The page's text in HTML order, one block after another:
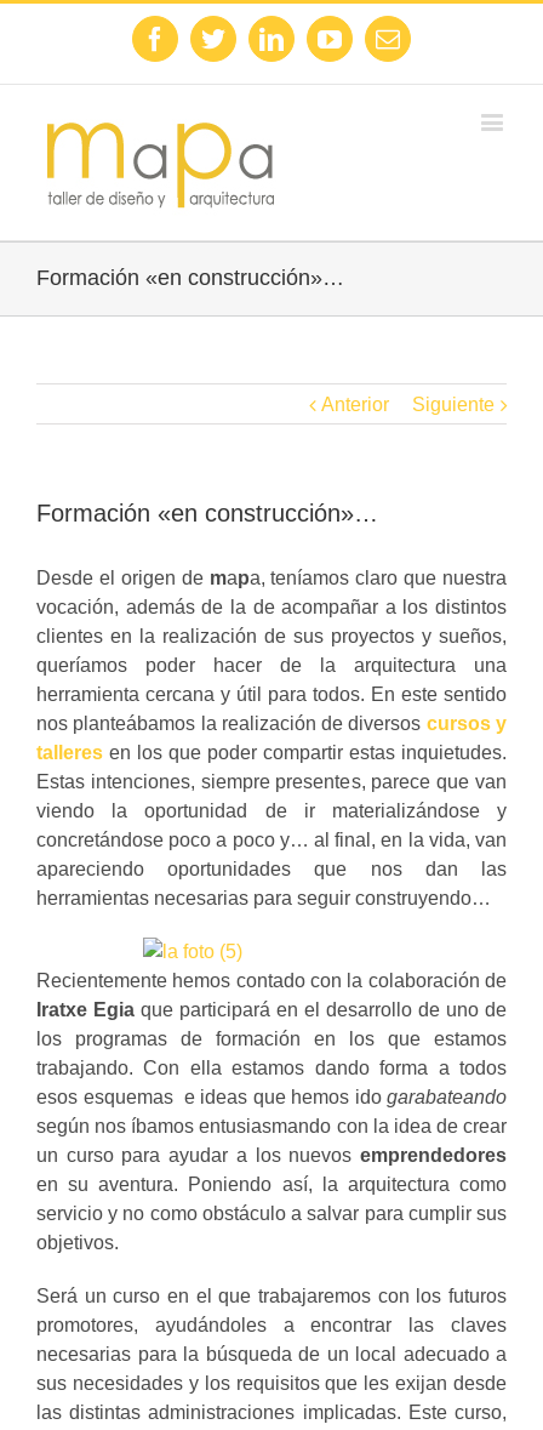
FacebookTwitterLinkedinYoutubeEmail
Formación «en construcción»…
Anterior Siguiente
Formación «en construcción»…
Desde el origen de mapa, teníamos claro que nuestra
vocación, además de la de acompañar a los distintos
clientes en la realización de sus proyectos y sueños,
queríamos poder hacer de la arquitectura una
herramienta cercana y útil para todos. En este sentido
nos planteábamos la realización de diversos cursos y
talleres en los que poder compartir estas inquietudes.
Estas intenciones, siempre presentes, parece que van
viendo la oportunidad de ir materializándose y
concretándose poco a poco y… al final, en la vida, van
apareciendo oportunidades que nos dan las
herramientas necesarias para seguir construyendo…
Recientemente hemos contado con la colaboración de
Iratxe Egia que participará en el desarrollo de uno de
los programas de formación en los que estamos
trabajando. Con ella estamos dando forma a todos
esos esquemas e ideas que hemos ido garabateando
según nos íbamos entusiasmando con la idea de crear
un curso para ayudar a los nuevos emprendedores
en su aventura. Poniendo así, la arquitectura como
servicio y no como obstáculo a salvar para cumplir sus
objetivos.
Será un curso en el que trabajaremos con los futuros
promotores, ayudándoles a encontrar las claves
necesarias para la búsqueda de un local adecuado a
sus necesidades y los requisitos que les exijan desde
las distintas administraciones implicadas. Este curso,